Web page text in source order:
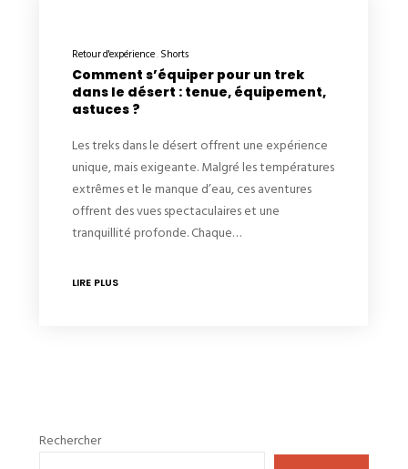
Retour d'expérience Shorts
Comment s’équiper pour un trek
dans le désert : tenue, équipement,
astuces ?
Les treks dans le désert offrent une expérience
unique, mais exigeante. Malgré les températures
extrêmes et le manque d’eau, ces aventures
offrent des vues spectaculaires et une
tranquillité profonde. Chaque…
LIRE PLUS
Rechercher